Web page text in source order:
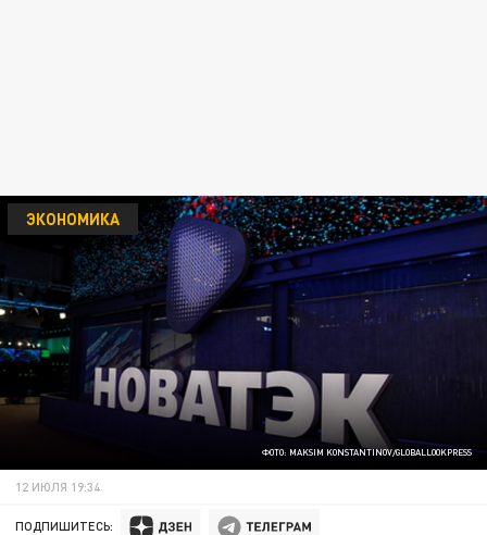
ФОТО: MAKSIM KONSTANTINOV/GLOBALLOOKPRESS
ЭКОНОМИКА
12 ИЮЛЯ 19:34
ПОДПИШИТЕСЬ: